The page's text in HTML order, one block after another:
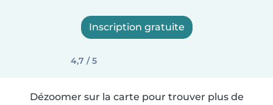
Inscription gratuite
4,7 / 5
Dézoomer sur la carte pour trouver plus de